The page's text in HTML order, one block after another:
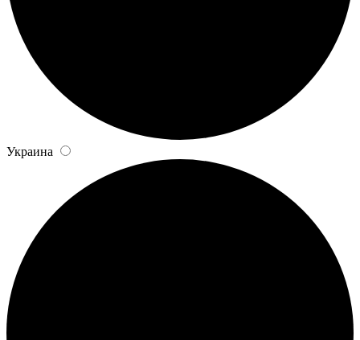
Украина